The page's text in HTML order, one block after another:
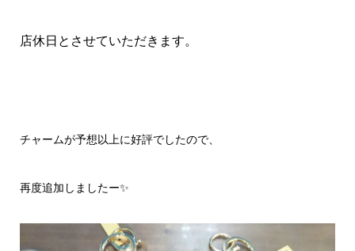
店休日とさせていただきます。
チャームが予想以上に好評でしたので、
再度追加しましたー✨